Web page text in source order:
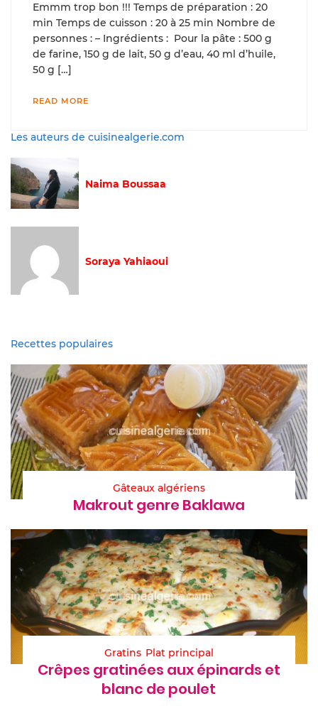
Emmm trop bon !!! Temps de préparation : 20
min Temps de cuisson : 20 à 25 min Nombre de
personnes : – Ingrédients : Pour la pâte : 500 g
de farine, 150 g de lait, 50 g d’eau, 40 ml d’huile,
50 g […]
READ MORE
Les auteurs de cuisinealgerie.com
Naima Boussaa
Soraya Yahiaoui
Recettes populaires
Gâteaux algériens
Makrout genre Baklawa
Gratins Plat principal
Crêpes gratinées aux épinards et
blanc de poulet